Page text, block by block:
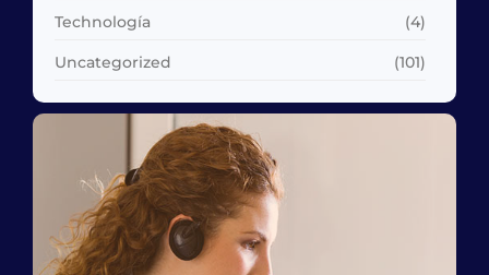
Technología (4)
Uncategorized (101)